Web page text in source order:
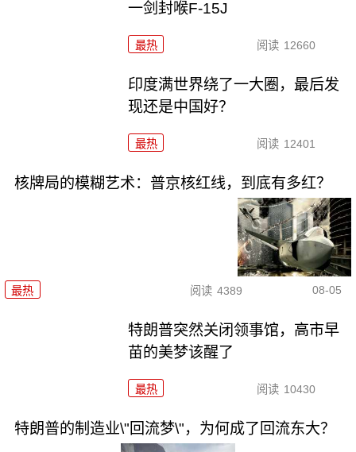
一剑封喉F-15J
最热 阅读 12660
印度满世界绕了一大圈，最后发
现还是中国好？
最热 阅读 12401
核牌局的模糊艺术：普京核红线，到底有多红？
最热 阅读 4389 08-05
特朗普突然关闭领事馆，高市早
苗的美梦该醒了
最热 阅读 10430
特朗普的制造业\"回流梦\"，为何成了回流东大？